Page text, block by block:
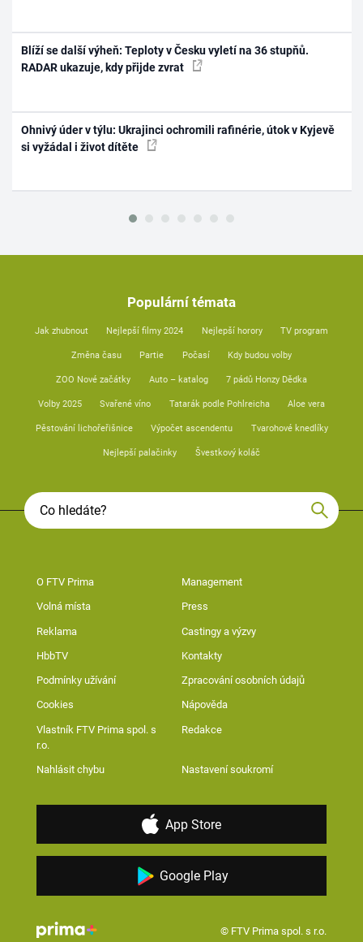
Blíží se další výheň: Teploty v Česku vyletí na 36 stupňů.
RADAR ukazuje, kdy přijde zvrat
Ohnivý úder v týlu: Ukrajinci ochromili rafinérie, útok v Kyjevě
si vyžádal i život dítěte
Populární témata
Jak zhubnout Nejlepší filmy 2024 Nejlepší horory TV program
Změna času Partie Počasí Kdy budou volby
ZOO Nové začátky Auto – katalog 7 pádů Honzy Dědka
Volby 2025 Svařené víno Tatarák podle Pohlreicha Aloe vera
Pěstování lichořeřišnice Výpočet ascendentu Tvarohové knedlíky
Nejlepší palačinky Švestkový koláč
O FTV Prima Management
Volná místa Press
Reklama Castingy a výzvy
HbbTV Kontakty
Podmínky užívání Zpracování osobních údajů
Cookies Nápověda
Vlastník FTV Prima spol. s
r.o.
Redakce
Nahlásit chybu Nastavení soukromí
App Store
Google Play
© FTV Prima spol. s r.o.